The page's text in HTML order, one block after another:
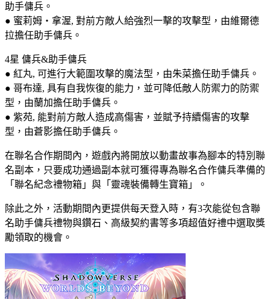
助手傭兵。
● 蜜莉姆・拿渥, 對前方敵人給強烈一擊的攻擊型，由維爾德
拉擔任助手傭兵。
4星 傭兵&助手傭兵
● 紅丸, 可進行大範圍攻擊的魔法型，由朱菜擔任助手傭兵。
● 哥布達, 具有自我恢復的能力，並可降低敵人防禦力的防禦
型，由蘭加擔任助手傭兵。
● 紫苑, 能對前方敵人造成高傷害，並賦予持續傷害的攻擊
型，由蒼影擔任助手傭兵。
在聯名合作期間內，遊戲內將開放以動畫故事為腳本的特別聯
名副本，只要成功通過副本就可獲得專為聯名合作傭兵準備的
「聯名紀念禮物箱」與「靈魂裝備轉生寶箱」。
除此之外，活動期間內更提供每天登入時，有3次能從包含聯
名助手傭兵禮物與鑽石、高級契約書等多項超值好禮中選取獎
勵領取的機會。